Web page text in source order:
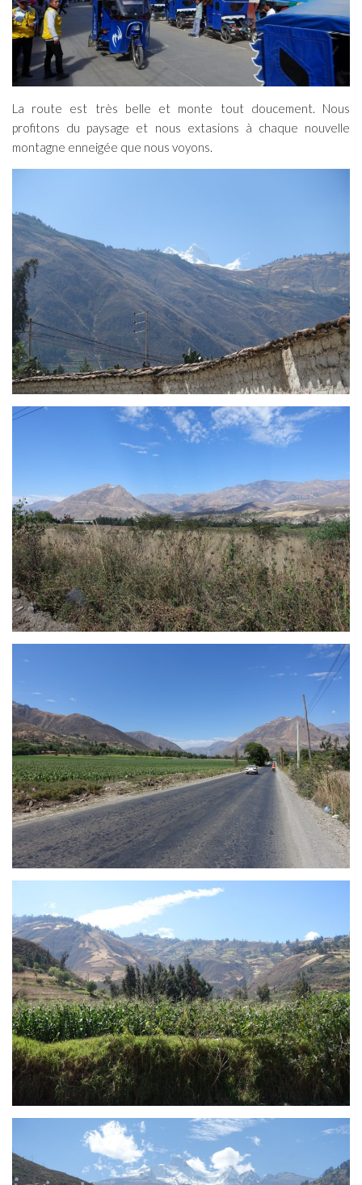
La route est très belle et monte tout doucement. Nous
profitons du paysage et nous extasions à chaque nouvelle
montagne enneigée que nous voyons.